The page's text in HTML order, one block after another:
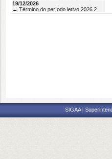
19/12/2026
→ Término do período letivo 2026.2.
SIGAA |